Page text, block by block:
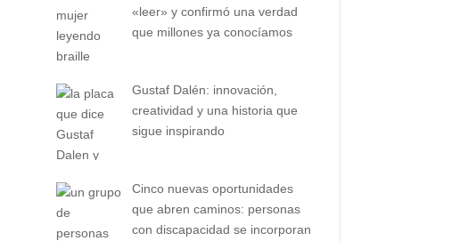
«leer» y confirmó una verdad
que millones ya conocíamos
Gustaf Dalén: innovación,
creatividad y una historia que
sigue inspirando
Cinco nuevas oportunidades
que abren caminos: personas
con discapacidad se incorporan